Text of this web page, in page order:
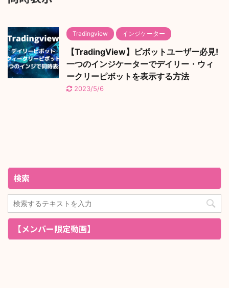
Tradingview インジケーター
【TradingView】ピボットユーザー必見!
一つのインジケーターでデイリー・ウィ
ークリーピボットを表示する方法
2023/5/6
検索
【メンバー限定動画】